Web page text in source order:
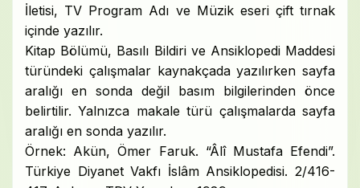
İletisi, TV Program Adı ve Müzik eseri çift tırnak
içinde yazılır.
Kitap Bölümü, Basılı Bildiri ve Ansiklopedi Maddesi
türündeki çalışmalar kaynakçada yazılırken sayfa
aralığı en sonda değil basım bilgilerinden önce
belirtilir. Yalnızca makale türü çalışmalarda sayfa
aralığı en sonda yazılır.
Örnek: Akün, Ömer Faruk. “Âlî Mustafa Efendi”.
Türkiye Diyanet Vakfı İslâm Ansiklopedisi. 2/416-